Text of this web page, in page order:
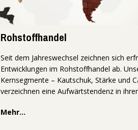
Rohstoffhandel
Seit dem Jahreswechsel zeichnen sich
Entwicklungen im Rohstoffhandel ab.
Kernsegmente – Kautschuk, Stärke und
verzeichnen eine Aufwärtstendenz in
Mehr...